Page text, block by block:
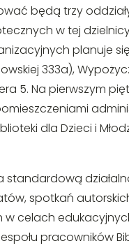
będą trzy
w tej
333a),
5. Na pierwszym
dla Dzieci i
spotkań
celach
pracowników